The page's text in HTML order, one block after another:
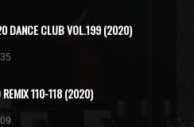
DANCE CLUB VOL.199 (2020)
REMIX 110-118 (2020)